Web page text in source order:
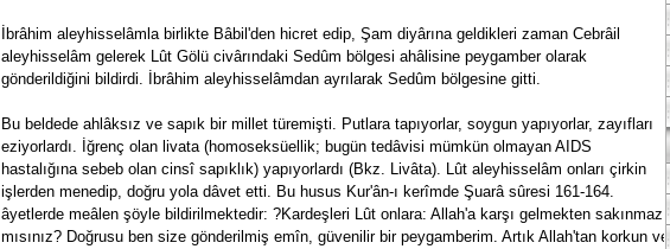
İbrâhim aleyhisselâmla birlikte Bâbil'den hicret edip, Şam diyârına geldikleri zaman Cebrâil
aleyhisselâm gelerek Lût Gölü civârındaki Sedûm bölgesi ahâlisine peygamber olarak
gönderildiğini bildirdi. İbrâhim aleyhisselâmdan ayrılarak Sedûm bölgesine gitti.
Bu beldede ahlâksız ve sapık bir millet türemişti. Putlara tapıyorlar, soygun yapıyorlar, zayıfları
eziyorlardı. İğrenç olan livata (homoseksüellik; bugün tedâvisi mümkün olmayan AIDS
hastalığına sebeb olan cinsî sapıklık) yapıyorlardı (Bkz. Livâta). Lût aleyhisselâm onları çirkin
işlerden menedip, doğru yola dâvet etti. Bu husus Kur'ân-ı kerîmde Şuarâ sûresi 161-164.
âyetlerde meâlen şöyle bildirilmektedir: ?Kardeşleri Lût onlara: Allah'a karşı gelmekten sakınmaz
mısınız? Doğrusu ben size gönderilmiş emîn, güvenilir bir peygamberim. Artık Allah'tan korkun ve